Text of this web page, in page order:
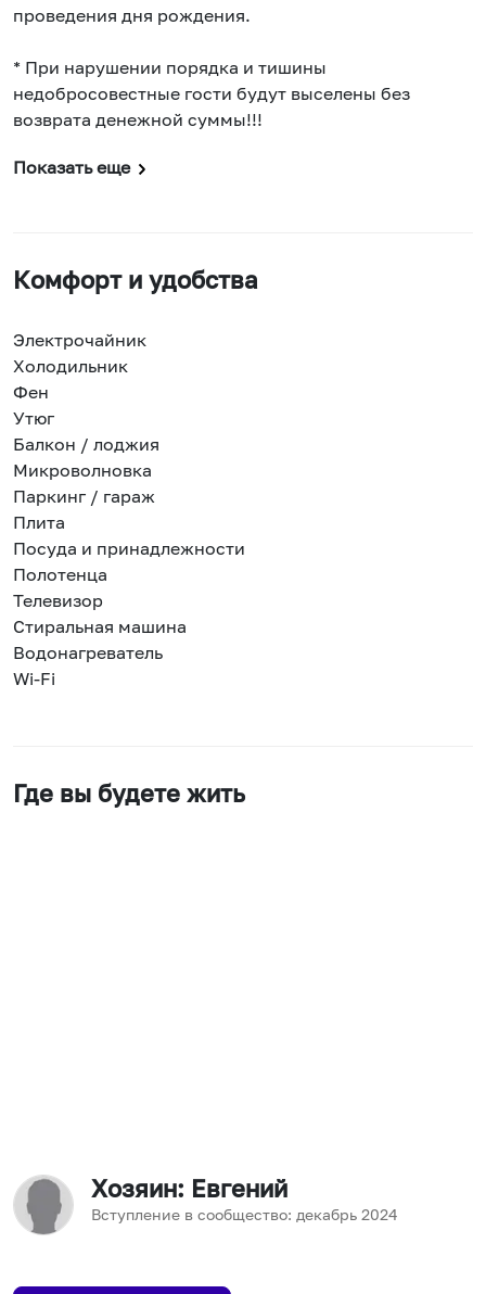
проведения дня рождения.
* При нарушении порядка и тишины
недобросовестные гости будут выселены без
возврата денежной суммы!!!
Показать еще
Комфорт и удобства
Электрочайник
Холодильник
Фен
Утюг
Балкон / лоджия
Микроволновка
Паркинг / гараж
Плита
Посуда и принадлежности
Полотенца
Телевизор
Стиральная машина
Водонагреватель
Wi-Fi
Где вы будете жить
Хозяин: Евгений
Вступление в сообщество: декабрь 2024